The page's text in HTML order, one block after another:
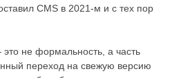
CMS в 2021-м и с тех пор
не формальность, а часть
переход на свежую версию